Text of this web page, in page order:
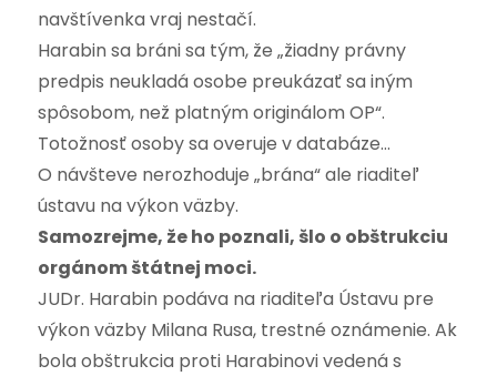
navštívenka vraj nestačí.
Harabin sa bráni sa tým, že „žiadny právny
predpis neukladá osobe preukázať sa iným
spôsobom, než platným originálom OP“.
Totožnosť osoby sa overuje v databáze…
O návšteve nerozhoduje „brána“ ale riaditeľ
ústavu na výkon väzby.
Samozrejme, že ho poznali, šlo o obštrukciu
orgánom štátnej moci.
JUDr. Harabin podáva na riaditeľa Ústavu pre
výkon väzby Milana Rusa, trestné oznámenie. Ak
bola obštrukcia proti Harabinovi vedená s